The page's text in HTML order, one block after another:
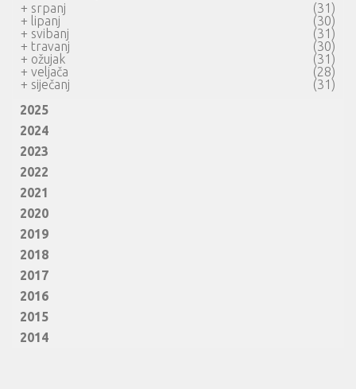
+ srpanj
(31)
+ lipanj
(30)
+ svibanj
(31)
+ travanj
(30)
+ ožujak
(31)
+ veljača
(28)
+ siječanj
(31)
2025
2024
2023
2022
2021
2020
2019
2018
2017
2016
2015
2014